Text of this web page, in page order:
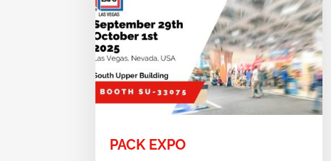
PACK EXPO